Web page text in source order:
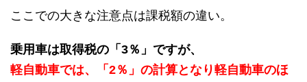
ここでの大きな注意点は課税額の違い。
乗用車は取得税の「3％」ですが、
軽自動車では、「2％」の計算となり軽自動車のほ